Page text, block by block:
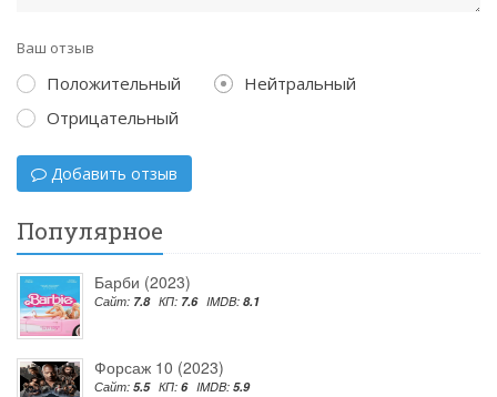
Ваш отзыв
Положительный
Нейтральный
Отрицательный
Добавить отзыв
Популярное
Барби (2023)
Сайт: 7.8 КП: 7.6 IMDB: 8.1
Форсаж 10 (2023)
Сайт: 5.5 КП: 6 IMDB: 5.9